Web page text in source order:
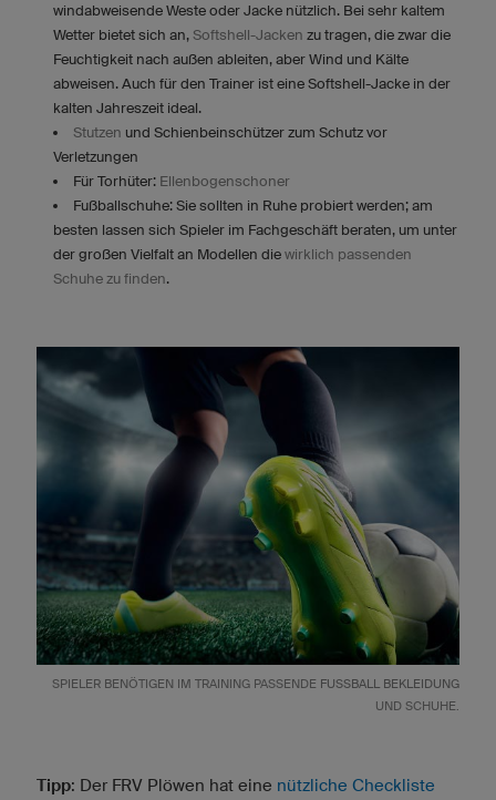
windabweisende Weste oder Jacke nützlich. Bei sehr kaltem
Wetter bietet sich an, Softshell-Jacken zu tragen, die zwar die
Feuchtigkeit nach außen ableiten, aber Wind und Kälte
abweisen. Auch für den Trainer ist eine Softshell-Jacke in der
kalten Jahreszeit ideal.
Stutzen und Schienbeinschützer zum Schutz vor
Verletzungen
Für Torhüter: Ellenbogenschoner
Fußballschuhe: Sie sollten in Ruhe probiert werden; am
besten lassen sich Spieler im Fachgeschäft beraten, um unter
der großen Vielfalt an Modellen die wirklich passenden
Schuhe zu finden.
SPIELER BENÖTIGEN IM TRAINING PASSENDE FUSSBALL BEKLEIDUNG
UND SCHUHE.
Tipp: Der FRV Plöwen hat eine nützliche Checkliste